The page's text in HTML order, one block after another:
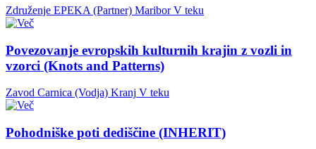
Združenje EPEKA (Partner) Maribor V teku
Povezovanje evropskih kulturnih krajin z vozli in
vzorci (Knots and Patterns)
Zavod Carnica (Vodja) Kranj V teku
Pohodniške poti dediščine (INHERIT)